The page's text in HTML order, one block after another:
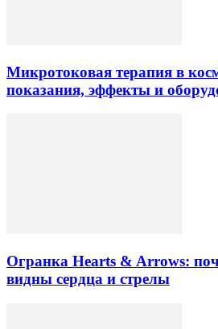
Микротоковая терапия в
показания, эффекты и
Огранка Hearts & Arrows:
видны сердца и стрелы